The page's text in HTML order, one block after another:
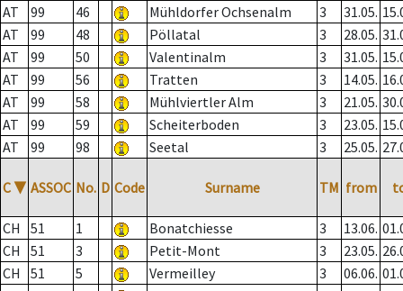
AT
99 46 Mühldorfer Ochsenalm 3 31.05.
AT
99 48 Pöllatal 3 28.05.
AT
99 50 Valentinalm 3 31.05.
AT
99 56 Tratten 3 14.05.
AT
99 58 Mühlviertler Alm 3 21.05.
AT
99 59 Scheiterboden 3 23.05.
AT
99 98 Seetal 3 25.05.
C ▼ ASSOC No. D Code Surname TM from
CH 51 1 Bonatchiesse 3 13.06.
CH
51 3 Petit-Mont 3 23.05.
CH
51 5 Vermeilley 3 06.06.